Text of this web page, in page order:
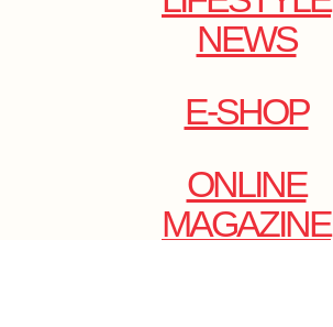
NEWS
E-SHOP
ONLINE
MAGAZINE